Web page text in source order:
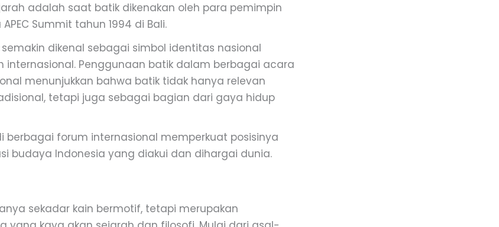
adalah saat batik dikenakan oleh para pemimpin
Summit tahun 1994 di Bali.
dikenal sebagai simbol identitas nasional
internasional. Penggunaan batik dalam berbagai acara
menunjukkan bahwa batik tidak hanya relevan
tetapi juga sebagai bagian dari gaya hidup
berbagai forum internasional memperkuat posisinya
budaya Indonesia yang diakui dan dihargai dunia.
sekadar kain bermotif, tetapi merupakan